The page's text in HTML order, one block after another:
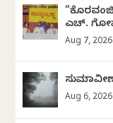
ಎಚ್.
Aug 7, 2026
Aug 6, 2026